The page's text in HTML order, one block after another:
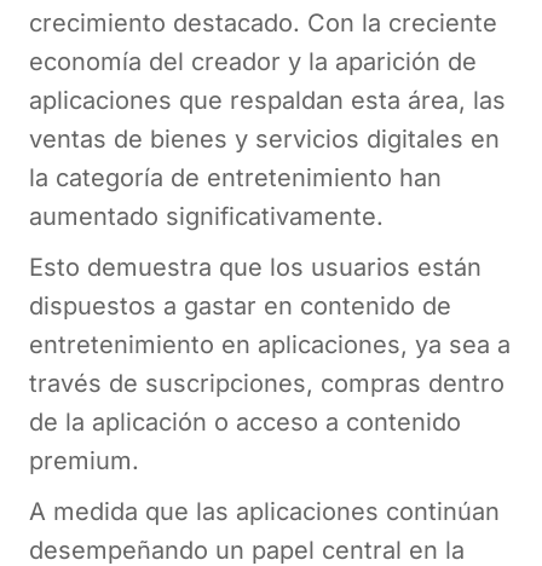
crecimiento destacado. Con la creciente
economía del creador y la aparición de
aplicaciones que respaldan esta área, las
ventas de bienes y servicios digitales en
la categoría de entretenimiento han
aumentado significativamente.
Esto demuestra que los usuarios están
dispuestos a gastar en contenido de
entretenimiento en aplicaciones, ya sea a
través de suscripciones, compras dentro
de la aplicación o acceso a contenido
premium.
A medida que las aplicaciones continúan
desempeñando un papel central en la